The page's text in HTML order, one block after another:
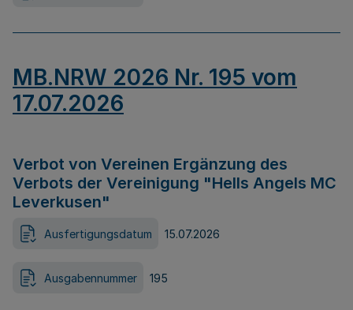
MB.NRW 2026 Nr. 195 vom
17.07.2026
Verbot von Vereinen Ergänzung des
Verbots der Vereinigung "Hells Angels MC
Leverkusen"
Ausfertigungsdatum 15.07.2026
Ausgabennummer 195